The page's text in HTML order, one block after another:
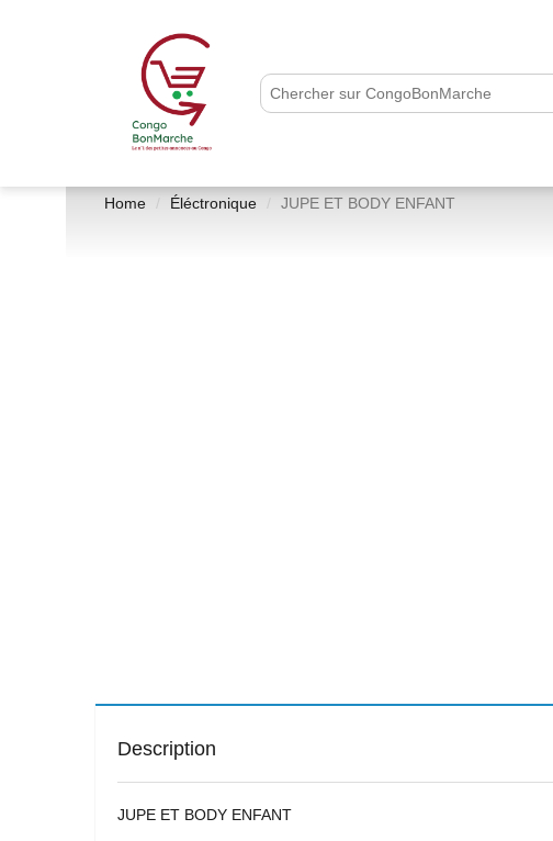
Home Éléctronique JUPE ET BODY ENFANT
Description
JUPE ET BODY ENFANT